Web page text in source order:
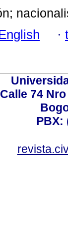
·
Calle 74
PBX: